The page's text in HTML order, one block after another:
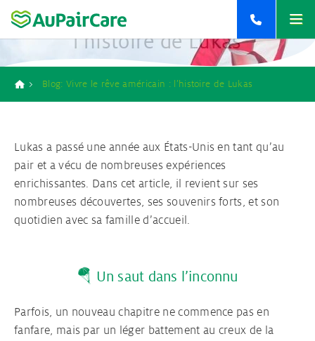
Home
+33 9 77 19 71 71
+32 2 808 03 63
< retour
Au Pair aux Etats-Unis 2 >
Au pair Australie 1
Au pair Nouvelle-Zélande
retour
retour
retour
< retour
Responsabilités d’un Au pair
Conditions pour devenir Au Pair
Procédure de placement Au pair
Famille d’Accueil & Matching
Ton agence Au pair
Ton assurance Au pair
< retour
Contact
Inscriptions Au Pair
Brochure Au pair
Vivre le rêve américain :
l’histoire de Lukas
Breadcrumb
Blog: Vivre le rêve américain : l’histoire de Lukas
Lukas a passé une année aux États-Unis en tant qu’au
pair et a vécu de nombreuses expériences
enrichissantes. Dans cet article, il revient sur ses
nombreuses découvertes, ses souvenirs forts, et son
quotidien avec sa famille d’accueil.
🪂 Un saut dans l’inconnu
Parfois, un nouveau chapitre ne commence pas en
fanfare, mais par un léger battement au creux de la